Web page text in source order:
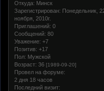
Откуда: Минск
Зарегистрирован: Понедельник,
ноября, 2010г.
Приглашений: 0
Сообщений: 80
Уважение: +7
Позитив: +17
Пол: Мужской
Возраст: 36 [1989-09-20]
Провел на форуме:
2 дня 18 часов
Последний визит: